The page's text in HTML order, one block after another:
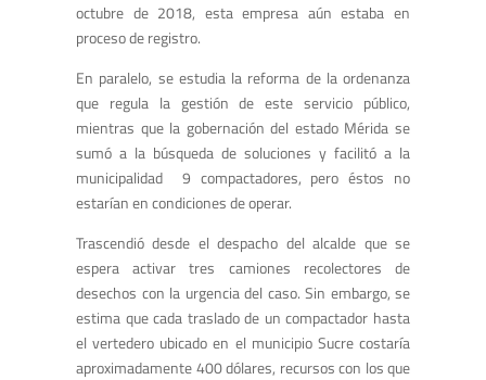
octubre de 2018, esta empresa aún estaba en
proceso de registro.
En paralelo, se estudia la reforma de la ordenanza
que regula la gestión de este servicio público,
mientras que la gobernación del estado Mérida se
sumó a la búsqueda de soluciones y facilitó a la
municipalidad 9 compactadores, pero éstos no
estarían en condiciones de operar.
Trascendió desde el despacho del alcalde que se
espera activar tres camiones recolectores de
desechos con la urgencia del caso. Sin embargo, se
estima que cada traslado de un compactador hasta
el vertedero ubicado en el municipio Sucre costaría
aproximadamente 400 dólares, recursos con los que